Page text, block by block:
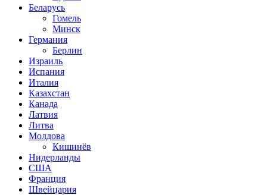
Беларусь
Гомель
Минск
Германия
Берлин
Израиль
Испания
Италия
Казахстан
Канада
Латвия
Литва
Молдова
Кишинёв
Нидерланды
США
Франция
Швейцария